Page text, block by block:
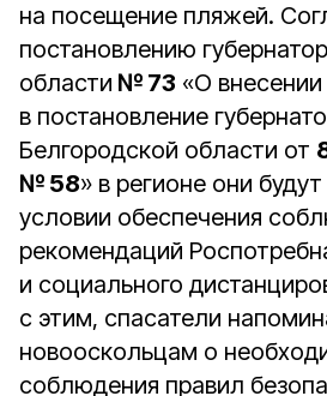
на посещение пляжей.
постановлению
области № 73 «О
в постановление
Белгородской области от
№ 58» в регионе они
условии обеспечения
рекомендаций
и социального
с этим, спасатели
новооскольцам о
соблюдения правил